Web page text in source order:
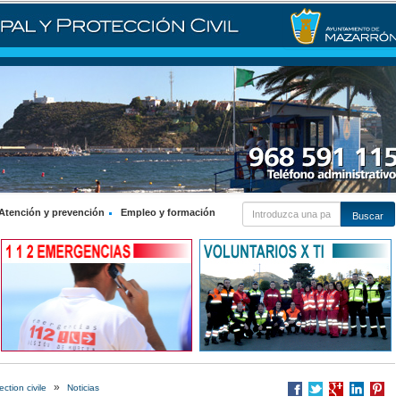
y prevención Empleo y formación
civile » Noticias